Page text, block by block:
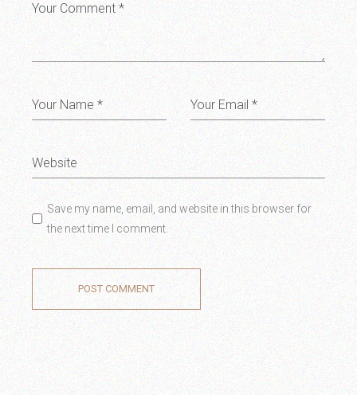
Save my name, email, and website in this browser for
the next time I comment.
POST COMMENT